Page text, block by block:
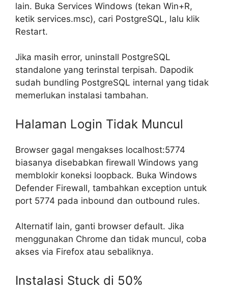
lain. Buka Services Windows (tekan Win+R,
ketik services.msc), cari PostgreSQL, lalu klik
Restart.
Jika masih error, uninstall PostgreSQL
standalone yang terinstal terpisah. Dapodik
sudah bundling PostgreSQL internal yang tidak
memerlukan instalasi tambahan.
Halaman Login Tidak Muncul
Browser gagal mengakses localhost:5774
biasanya disebabkan firewall Windows yang
memblokir koneksi loopback. Buka Windows
Defender Firewall, tambahkan exception untuk
port 5774 pada inbound dan outbound rules.
Alternatif lain, ganti browser default. Jika
menggunakan Chrome dan tidak muncul, coba
akses via Firefox atau sebaliknya.
Instalasi Stuck di 50%